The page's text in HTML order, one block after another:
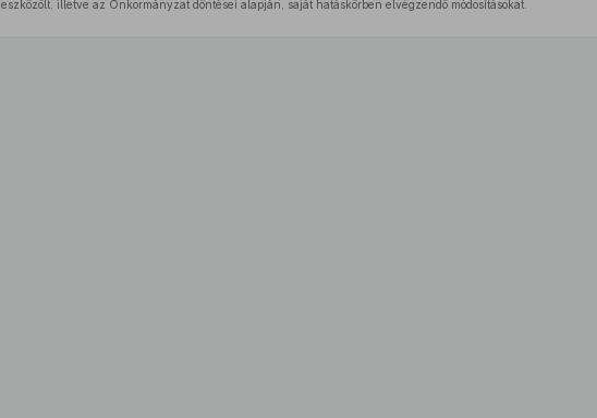
eszközölt, illetve az Önkormányzat döntései alapján, saját hatáskörben elvégzendő módosításokat.